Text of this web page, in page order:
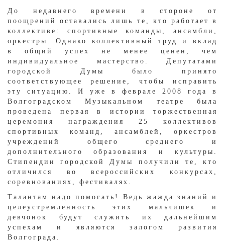
До недавнего времени в стороне от
поощрений оставались лишь те, кто работает в
коллективе: спортивные команды, ансамбли,
оркестры. Однако коллективный труд и вклад
в общий успех не менее ценен, чем
индивидуальное мастерство. Депутатами
городской Думы было принято
соответствующее решение, чтобы исправить
эту ситуацию. И уже в феврале 2008 года в
Волгоградском Музыкальном театре была
проведена первая в истории торжественная
церемония награждения 25 коллективов
спортивных команд, ансамблей, оркестров
учреждений общего среднего и
дополнительного образования и культуры.
Стипендии городской Думы получили те, кто
отличился во всероссийских конкурсах,
соревнованиях, фестивалях.
Талантам надо помогать! Ведь жажда знаний и
целеустремленность этих мальчишек и
девчонок будут служить их дальнейшим
успехам и являются залогом развития
Волгограда.